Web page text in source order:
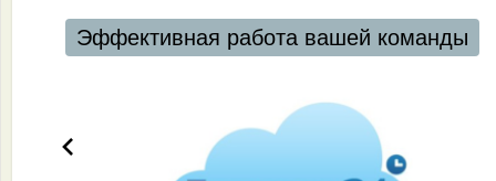
Эффективная работа вашей команды